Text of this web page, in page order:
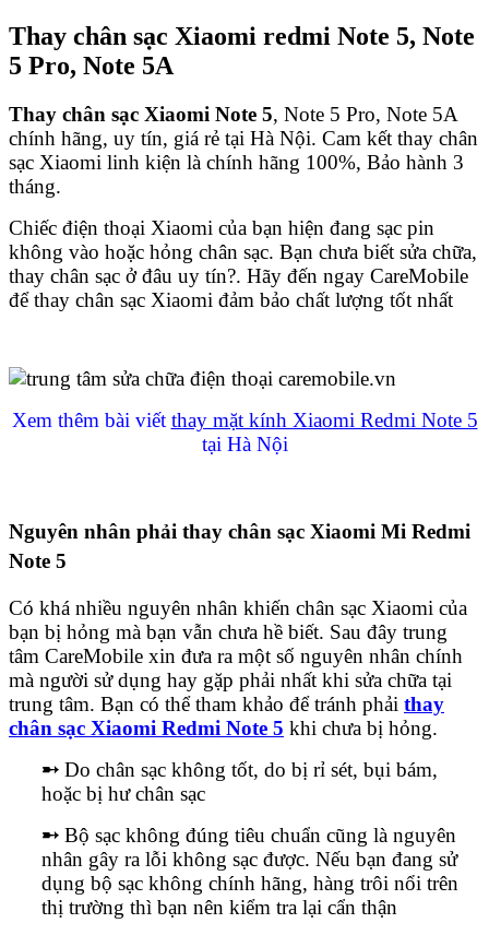
Thay chân sạc Xiaomi redmi Note 5, Note
5 Pro, Note 5A
Thay chân sạc Xiaomi Note 5, Note 5 Pro, Note 5A
chính hãng, uy tín, giá rẻ tại Hà Nội. Cam kết thay chân
sạc Xiaomi linh kiện là chính hãng 100%, Bảo hành 3
tháng.
Chiếc điện thoại Xiaomi của bạn hiện đang sạc pin
không vào hoặc hỏng chân sạc. Bạn chưa biết sửa chữa,
thay chân sạc ở đâu uy tín?. Hãy đến ngay CareMobile
để thay chân sạc Xiaomi đảm bảo chất lượng tốt nhất
Xem thêm bài viết thay mặt kính Xiaomi Redmi Note 5
tại Hà Nội
Nguyên nhân phải thay chân sạc Xiaomi Mi Redmi
Note 5
Có khá nhiều nguyên nhân khiến chân sạc Xiaomi của
bạn bị hỏng mà bạn vẫn chưa hề biết. Sau đây trung
tâm CareMobile xin đưa ra một số nguyên nhân chính
mà người sử dụng hay gặp phải nhất khi sửa chữa tại
trung tâm. Bạn có thể tham khảo để tránh phải thay
chân sạc Xiaomi Redmi Note 5 khi chưa bị hỏng.
➸ Do chân sạc không tốt, do bị rỉ sét, bụi bám,
hoặc bị hư chân sạc
➸ Bộ sạc không đúng tiêu chuẩn cũng là nguyên
nhân gây ra lỗi không sạc được. Nếu bạn đang sử
dụng bộ sạc không chính hãng, hàng trôi nổi trên
thị trường thì bạn nên kiểm tra lại cẩn thận